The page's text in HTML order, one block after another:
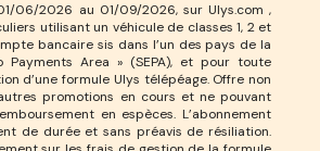
06/2026 au 01/09/2026, sur Ulys.com ,
utilisant un véhicule de classes 1, 2 et
bancaire sis dans l’un des pays de la
Payments Area » (SEPA), et pour toute
d’une formule Ulys télépéage. Offre non
promotions en cours et ne pouvant
en espèces. L’abonnement
de durée et sans préavis de résiliation.